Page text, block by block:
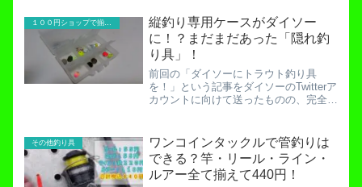
縦釣り専用ケースがダイソー
に！？まだまだあった「隠れ釣
り具」！
前回の「ダイソーにトラウト釣り具
を！」という記事をダイソーのTwitterア
カウントに向けて送ったものの、完全ス
当者をたたき起こせ！多くの役に立つア
イテムを作ることに多...
その他釣り具
ワンコインタックルで管釣りは
できる？竿・リール・ライン・
ルアー全て揃えて440円！